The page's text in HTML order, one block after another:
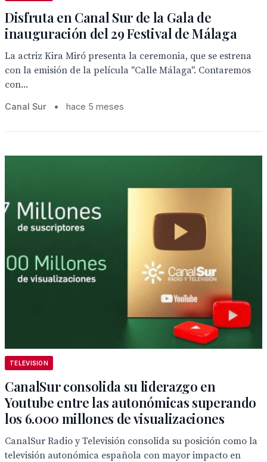
Disfruta en Canal Sur de la Gala de
inauguración del 29 Festival de Málaga
La actriz Kira Miró presenta la ceremonia, que se estrena
con la emisión de la película "Calle Málaga". Contaremos
con...
Canal Sur • hace 5 meses
TELEVISION
CanalSur consolida su liderazgo en
Youtube entre las autonómicas superando
los 6.000 millones de visualizaciones
CanalSur Radio y Televisión consolida su posición como la
televisión autonómica española con mayor impacto en